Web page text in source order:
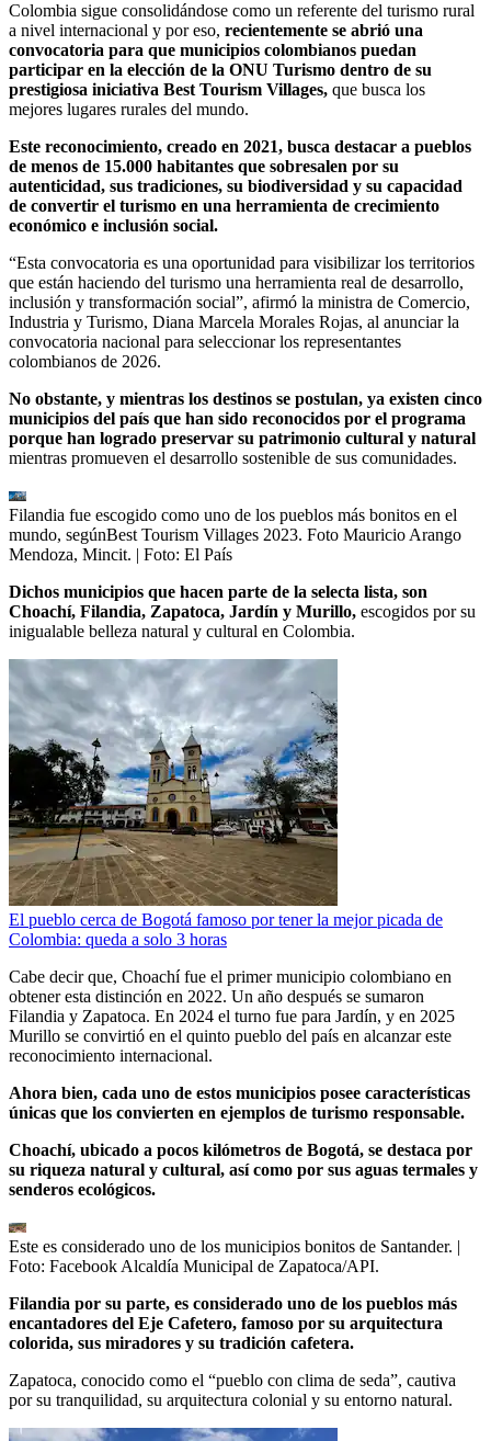
Colombia sigue consolidándose como un referente del turismo rural
a nivel internacional y por eso, recientemente se abrió una
convocatoria para que municipios colombianos puedan
participar en la elección de la ONU Turismo dentro de su
prestigiosa iniciativa Best Tourism Villages, que busca los
mejores lugares rurales del mundo.
Este reconocimiento, creado en 2021, busca destacar a pueblos
de menos de 15.000 habitantes que sobresalen por su
autenticidad, sus tradiciones, su biodiversidad y su capacidad
de convertir el turismo en una herramienta de crecimiento
económico e inclusión social.
“Esta convocatoria es una oportunidad para visibilizar los territorios
que están haciendo del turismo una herramienta real de desarrollo,
inclusión y transformación social”, afirmó la ministra de Comercio,
Industria y Turismo, Diana Marcela Morales Rojas, al anunciar la
convocatoria nacional para seleccionar los representantes
colombianos de 2026.
No obstante, y mientras los destinos se postulan, ya existen cinco
municipios del país que han sido reconocidos por el programa
porque han logrado preservar su patrimonio cultural y natural
mientras promueven el desarrollo sostenible de sus comunidades.
Filandia fue escogido como uno de los pueblos más bonitos en el
mundo, segúnBest Tourism Villages 2023. Foto Mauricio Arango
Mendoza, Mincit. | Foto: El País
Dichos municipios que hacen parte de la selecta lista, son
Choachí, Filandia, Zapatoca, Jardín y Murillo, escogidos por su
inigualable belleza natural y cultural en Colombia.
El pueblo cerca de Bogotá famoso por tener la mejor picada de
Colombia: queda a solo 3 horas
Cabe decir que, Choachí fue el primer municipio colombiano en
obtener esta distinción en 2022. Un año después se sumaron
Filandia y Zapatoca. En 2024 el turno fue para Jardín, y en 2025
Murillo se convirtió en el quinto pueblo del país en alcanzar este
reconocimiento internacional.
Ahora bien, cada uno de estos municipios posee características
únicas que los convierten en ejemplos de turismo responsable.
Choachí, ubicado a pocos kilómetros de Bogotá, se destaca por
su riqueza natural y cultural, así como por sus aguas termales y
senderos ecológicos.
Este es considerado uno de los municipios bonitos de Santander. |
Foto: Facebook Alcaldía Municipal de Zapatoca/API.
Filandia por su parte, es considerado uno de los pueblos más
encantadores del Eje Cafetero, famoso por su arquitectura
colorida, sus miradores y su tradición cafetera.
Zapatoca, conocido como el “pueblo con clima de seda”, cautiva
por su tranquilidad, su arquitectura colonial y su entorno natural.